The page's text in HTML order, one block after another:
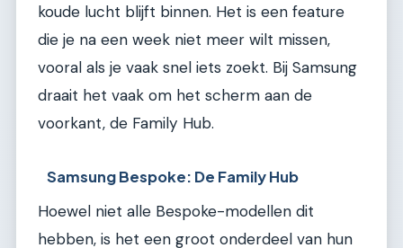
koude lucht blijft binnen. Het is een feature
die je na een week niet meer wilt missen,
vooral als je vaak snel iets zoekt. Bij Samsung
draait het vaak om het scherm aan de
voorkant, de Family Hub.
Samsung Bespoke: De Family Hub
Hoewel niet alle Bespoke-modellen dit
hebben, is het een groot onderdeel van hun